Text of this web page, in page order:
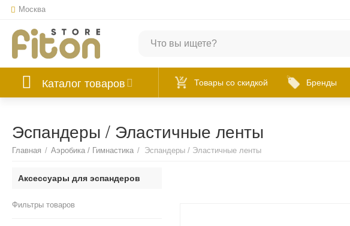
Москва
Каталог товаров Товары со скидкой Бренды
Эспандеры / Эластичные ленты
Главная / Аэробика / Гимнастика / Эспандеры / Эластичные ленты
Аксессуары для эспандеров
Фильтры товаров